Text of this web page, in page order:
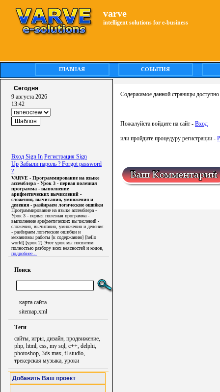
varve
intelligent solutions for e-business
ГЛАВНАЯ СОБЫТИЯ
Сегодня
9 августа 2026
13:42
Вход Sign In Регистрация Sign
Up Забыли пароль ? Forgot password
?
VARVE - Программирование на языке
ассемблера - Урок 3 - первая полезная
программа - выполнение
арифметических вычислений -
сложения, вычитания, умножения и
деления - разбираем логические ошибки
Программирование на языке ассемблера -
Урок 3 - первая полезная программа -
выполнение арифметических вычислений -
сложения, вычитания, умножения и деления
- разбираем логические ошибки и
механизмы работы [к содержанию] [hello
world] [урок 2] Этот урок мы посвятим
полностью разбору всех неясностей и кодов,
подробнее...
Поиск
карта сайта
sitemap.xml
Теги
сайты, игры, дизайн, продвижение,
php, html, css, my sql, c++, delphi,
photoshop, 3ds max, fl studio,
трекерская музыка, уроки
Добавить Ваш проект
Содержимое данной страницы
Пожалуйста войдите на сайт - Вход
или пройдите процедуру регистрации -